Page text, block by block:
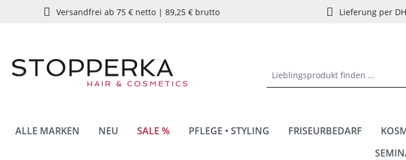
Zur Hauptnavigation springen
Versandfrei ab 75 € netto | 89,25 € brutto Lieferung per
ALLE MARKEN NEU SALE % PFLEGE • STYLING FRISEURBEDARF